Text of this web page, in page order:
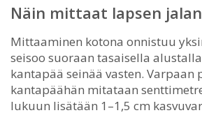
Näin mittaat lapsen
Mittaaminen kotona onnistuu
seisoo suoraan tasaisella
kantapää seinää vasten. Varpaan
kantapäähän mitataan
lukuun lisätään 1–1,5 cm